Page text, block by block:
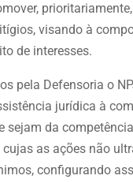
visando à
de interesses.
pela Defensoria o
jurídica à
sejam da
cujas as ações não
configurando